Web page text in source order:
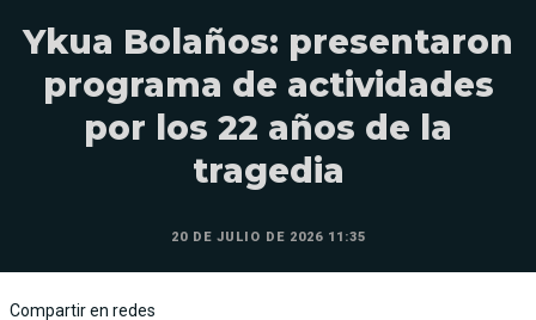
Ykua Bolaños: presentaron
programa de actividades
por los 22 años de la
tragedia
20 DE JULIO DE 2026 11:35
Compartir en redes